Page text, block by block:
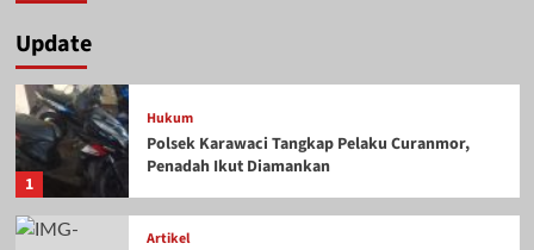
Update
1
Hukum
Polsek Karawaci Tangkap Pelaku Curanmor,
Penadah Ikut Diamankan
Artikel